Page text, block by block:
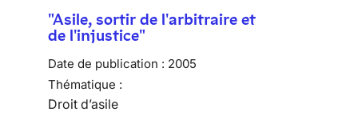
"Asile, sortir de l'arbitraire et
de l'injustice"
Date de publication : 2005
Thématique :
Droit d’asile